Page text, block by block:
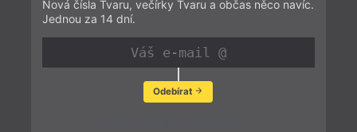
Nová čísla Tvaru, večírky Tvaru a občas něco navíc.
Jednou za 14 dní.
Odebírat